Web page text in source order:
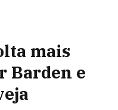
mais
Barden e